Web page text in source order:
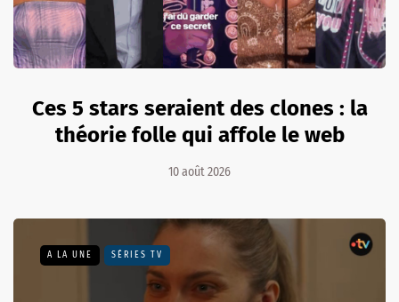
Ces 5 stars seraient des clones : la
théorie folle qui affole le web
10 août 2026
A LA UNE SÉRIES TV